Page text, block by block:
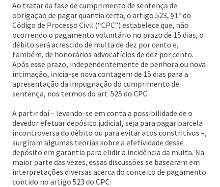
Ao tratar da fase de cumprimento de sentença de
obrigação de pagar quantia certa, o artigo 523, §1º do
Código de Processo Civil (“CPC”) estabelece que, não
ocorrendo o pagamento voluntário no prazo de 15 dias, o
débito será acrescido de multa de dez por cento e,
também, de honorários advocatícios de dez por cento.
Após esse prazo, independentemente de penhora ou nova
intimação, inicia-se nova contagem de 15 dias para a
apresentação da impugnação do cumprimento de
sentença, nos termos do art. 525 do CPC.
A partir daí – levando-se em conta a possibilidade de o
devedor efetuar depósito judicial, seja para pagar parcela
incontroversa do débito ou para evitar atos constritivos –,
surgiram algumas teorias sobre a efetividade desse
depósito em garantia para elidir a incidência da multa. Na
maior parte das vezes, essas discussões se basearam em
interpretações diversas acerca do conceito de pagamento
contido no artigo 523 do CPC: